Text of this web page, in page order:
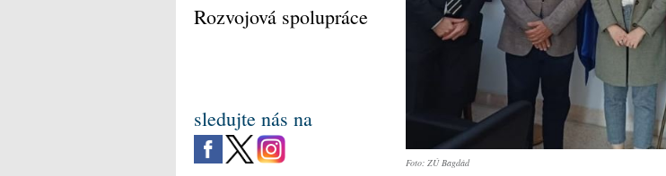
Foto: ZÚ Bagdád
Rozvojová spolupráce
sledujte nás na